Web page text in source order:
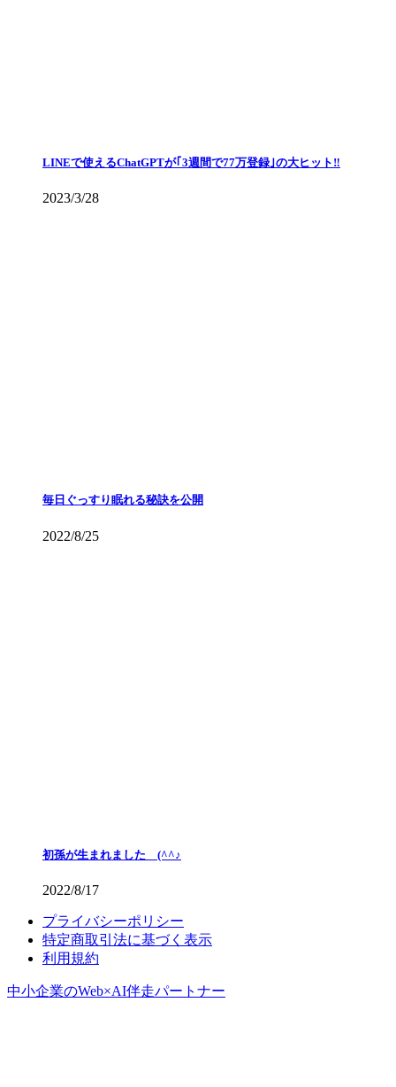
LINEで使えるChatGPTが｢3週間で77万登録｣の大ヒット‼
2023/3/28
毎日ぐっすり眠れる秘訣を公開
2022/8/25
初孫が生まれました (^^♪
2022/8/17
プライバシーポリシー
特定商取引法に基づく表示
利用規約
中小企業のWeb×AI伴走パートナー